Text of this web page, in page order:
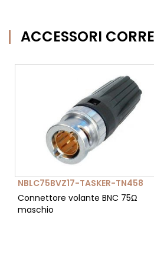
ACCESSORI
NBLC75BVZ17-TASKER-TN458
Connettore volante BNC 75Ω
maschio